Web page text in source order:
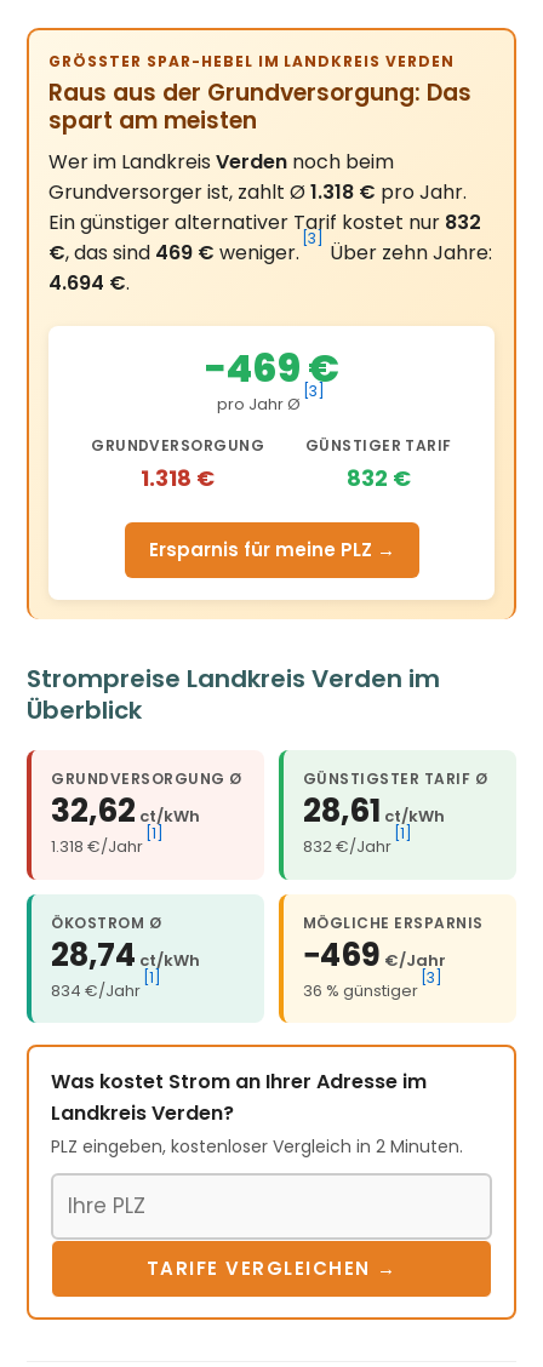
GRÖSSTER SPAR-HEBEL IM LANDKREIS VERDEN
Raus aus der Grundversorgung: Das
spart am meisten
Wer im LandkreisVerden noch beim
Grundversorger ist, zahlt Ø1.318 € pro Jahr.
Ein günstiger alternativer Tarif kostet nur 832
€, das sind 469 € weniger. [3]
Über zehn Jahre:
4.694 €.
−469 €
pro Jahr Ø
[3]
GRUNDVERSORGUNG
1.318 €
GÜNSTIGER TARIF
832 €
Ersparnis für meine PLZ →
Strompreise Landkreis Verden im
Überblick
GRUNDVERSORGUNG Ø
32,62 ct/kWh
1.318 €/Jahr
[1]
GÜNSTIGSTER TARIF Ø
28,61 ct/kWh
832 €/Jahr
[1]
ÖKOSTROM Ø
28,74 ct/kWh
834 €/Jahr
[1]
MÖGLICHE ERSPARNIS
−469 €/Jahr
36 % günstiger
[3]
Was kostet Strom an Ihrer Adresse im
Landkreis Verden?
PLZ eingeben, kostenloser Vergleich in 2 Minuten.
TARIFE VERGLEICHEN →